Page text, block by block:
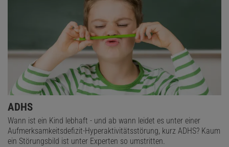
ADHS
Wann ist ein Kind lebhaft - und ab wann leidet es unter einer
Aufmerksamkeitsdefizit-Hyperaktivitätsstörung, kurz ADHS? Kaum
ein Störungsbild ist unter Experten so umstritten.